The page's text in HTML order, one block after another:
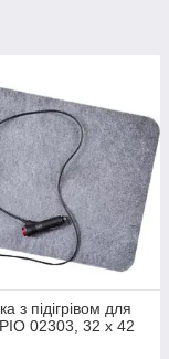
з підігрівом для
02303, 32 х 42